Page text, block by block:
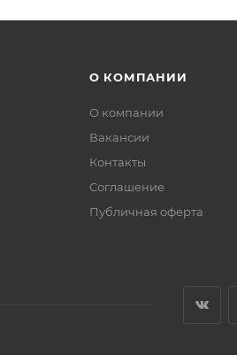
О КОМПАНИИ
О компании
Вакансии
Контакты
Соглашение
Публичная оферта